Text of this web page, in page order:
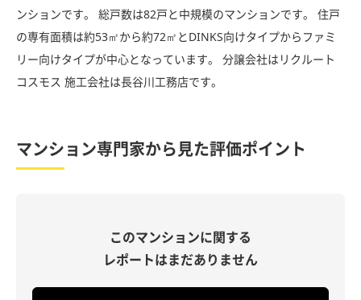
ンションです。 総戸数は82戸と中規模のマンションです。 住戸
の専有面積は約53㎡から約72㎡とDINKS向けタイプからファミ
リー向けタイプが中心となっています。 分譲会社はリクルート
コスモス 施工会社は長谷川工務店です。
マンション専門家から見た評価ポイント
このマンションに関する
レポートはまだありません